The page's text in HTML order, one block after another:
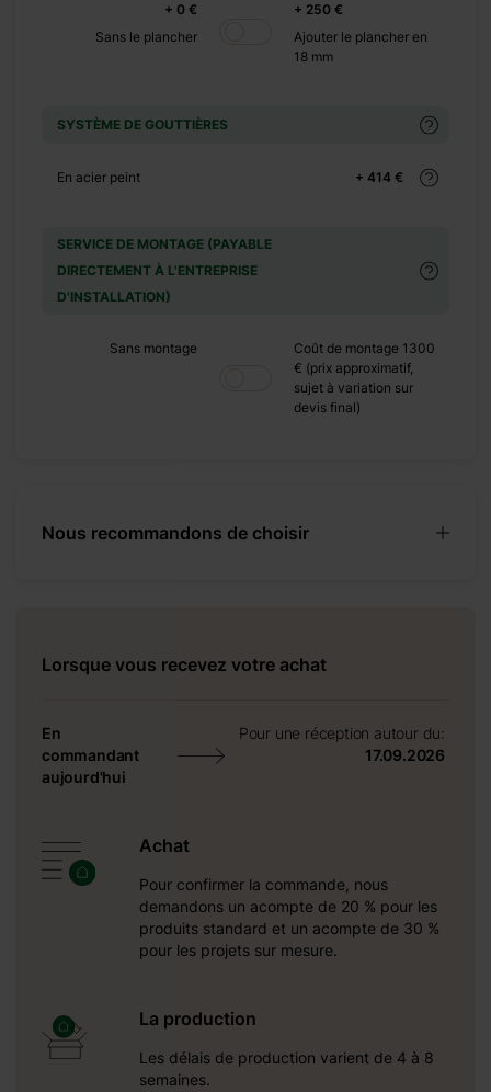
+ 0 €
Sans le plancher
+ 250 €
Ajouter le plancher en
18 mm
SYSTÈME DE GOUTTIÈRES
+ 414 €
En acier peint
SERVICE DE MONTAGE (PAYABLE
DIRECTEMENT À L'ENTREPRISE
D'INSTALLATION)
Sans montage
Coût de montage 1300
€ (prix approximatif,
sujet à variation sur
devis final)
Nous recommandons de choisir
Lorsque vous recevez votre achat
En
commandant
aujourd'hui
Pour une réception autour du:
17.09.2026
Achat
Pour confirmer la commande, nous
demandons un acompte de 20 % pour les
produits standard et un acompte de 30 %
pour les projets sur mesure.
La production
Les délais de production varient de 4 à 8
semaines.
en fait
aussi